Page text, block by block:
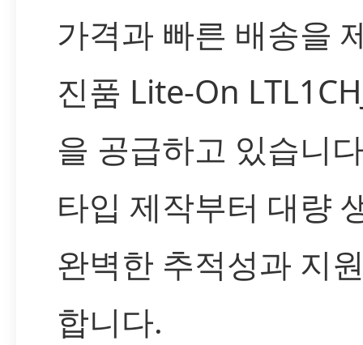
가격과 빠른 배송을
진품 Lite-On
을 공급하고 있습니
타입 제작부터 대량
완벽한 추적성과 지
합니다.